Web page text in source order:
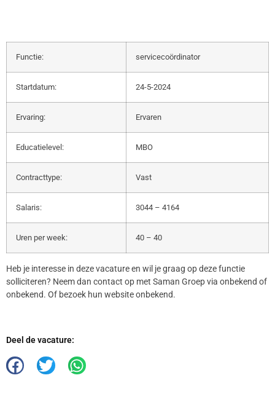
Functie: servicecoördinator
Startdatum: 24-5-2024
Ervaring: Ervaren
Educatielevel: MBO
Contracttype: Vast
Salaris: 3044 – 4164
Uren per week: 40 – 40
Heb je interesse in deze vacature en wil je graag op deze functie
solliciteren? Neem dan contact op met Saman Groep via onbekend of
onbekend. Of bezoek hun website onbekend.
Deel de vacature: